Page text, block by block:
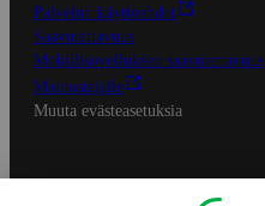
Palvelun käyttöehdot
Saavutettavuus
Mobiilisovelluksen saavutettavuus
Mainostajalle
Muuta evästeasetuksia